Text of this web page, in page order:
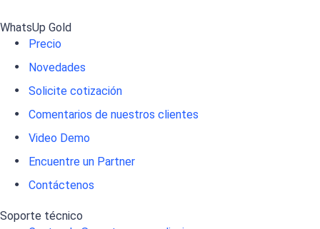
WhatsUp Gold
Precio
Novedades
Solicite cotización
Comentarios de nuestros clientes
Video Demo
Encuentre un Partner
Contáctenos
Soporte técnico